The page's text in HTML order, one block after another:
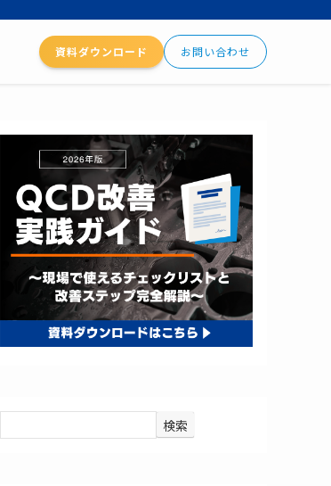
資料ダウンロード お問い合わせ
検索